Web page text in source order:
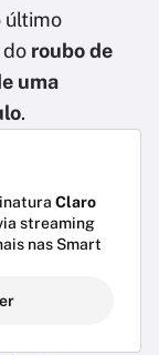
último
roubo de
uma
.
Claro
streaming
nas Smart